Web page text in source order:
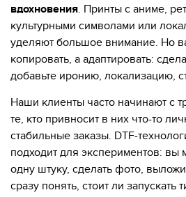
вдохновения. Принты с аниме,
культурными символами или
уделяют большое внимание. Но
копировать, а адаптировать:
добавьте иронию, локализацию,
Наши клиенты часто начинают с
те, кто привносит в них что-то
стабильные заказы. DTF-
подходит для экспериментов: вы
одну штуку, сделать фото,
сразу понять, стоит ли запускать